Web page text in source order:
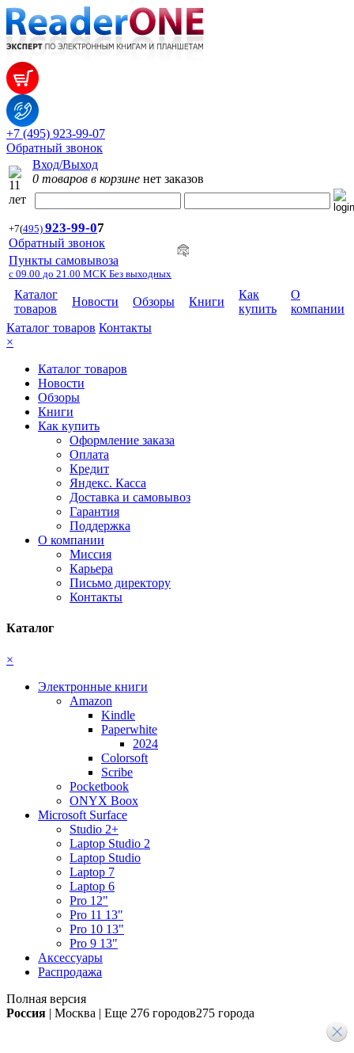
+7 (495) 923-99-07
Обратный звонок
Вход/Выход
0 товаров в корзине нет заказов
+7(495) 923-99-07
Обратный звонок
Пункты самовывоза
с 09.00 до 21.00 МСК Без выходных
Каталог
товаров
Новости Обзоры Книги
Как
купить
О
компании
Каталог товаров Контакты
×
Каталог товаров
Новости
Обзоры
Книги
Как купить
Оформление заказа
Оплата
Кредит
Яндекс. Касса
Доставка и самовывоз
Гарантия
Поддержка
О компании
Миссия
Карьера
Письмо директору
Контакты
Каталог
×
Электронные книги
Amazon
Kindle
Paperwhite
2024
Colorsoft
Scribe
Pocketbook
ONYX Boox
Microsoft Surface
Studio 2+
Laptop Studio 2
Laptop Studio
Laptop 7
Laptop 6
Pro 12"
Pro 11 13"
Pro 10 13"
Pro 9 13"
Аксессуары
Распродажа
Полная версия
Россия | Москва | Еще 276 городов275 города